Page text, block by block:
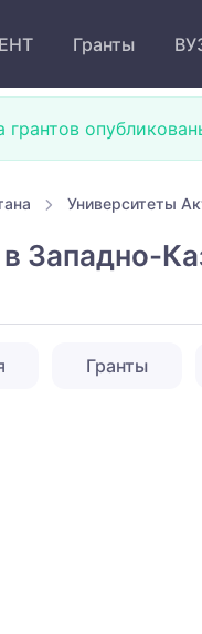
ЕНТ Гранты
грантов
Университеты
Западно-
Гранты